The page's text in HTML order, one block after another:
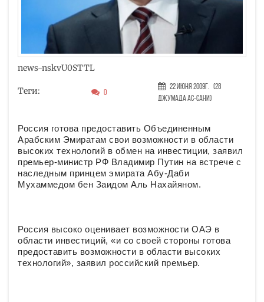
news-nskvU0STTL
Теги: 0
22 Июня 2009г. (28
Джумада ас-сани)
Россия готова предоставить Объединенным
Арабским Эмиратам свои возможности в области
высоких технологий в обмен на инвестиции, заявил
премьер-министр РФ Владимир Путин на встрече с
наследным принцем эмирата Абу-Даби
Мухаммедом бен Заидом Аль Нахайяном.
Россия высоко оценивает возможности ОАЭ в
области инвестиций, «и со своей стороны готова
предоставить возможности в области высоких
технологий», заявил российский премьер.